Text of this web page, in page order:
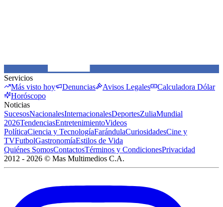
Servicios
Más visto hoy
Denuncias Avisos Legales
Calculadora Dólar
Horóscopo
Noticias
SucesosNacionalesInternacionalesDeportesZuliaMundial
2026TendenciasEntretenimientoVideos
PolíticaCiencia y TecnologíaFarándulaCuriosidadesCine y
TVFutbolGastronomíaEstilos de Vida
Quiénes SomosContactosTérminos y CondicionesPrivacidad
2012 - 2026 © Mas Multimedios C.A.